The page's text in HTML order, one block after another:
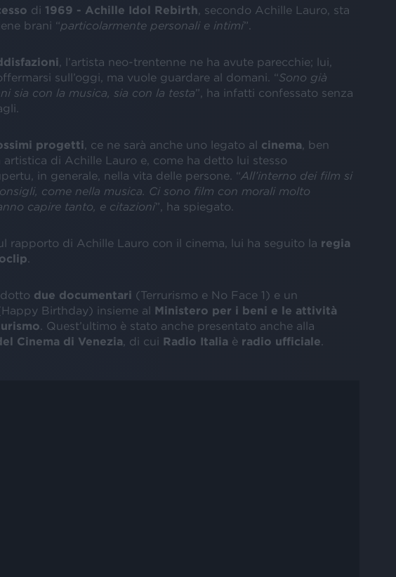
di 1969 - Achille Idol Rebirth , secondo Achille Lauro, sta
brani “particolarmente personali e intimi”.
, l’artista neo-trentenne ne ha avute parecchie; lui,
sull’oggi, ma vuole guardare al domani. “Sono già
sia con la musica, sia con la testa”, ha infatti confessato senza
progetti , ce ne sarà anche uno legato al cinema , ben
artistica di Achille Lauro e, come ha detto lui stesso
in generale, nella vita delle persone. “All’interno dei film si
come nella musica. Ci sono film con morali molto
capire tanto, e citazioni”, ha spiegato.
rapporto di Achille Lauro con il cinema, lui ha seguito la regia
due documentari (Terrurismo e No Face 1) e un
Birthday) insieme al Ministero per i beni e le attività
. Quest’ultimo è stato anche presentato anche alla
Cinema di Venezia , di cui Radio Italia è radio ufficiale